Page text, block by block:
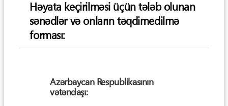
Həyata keçirilməsi üçün tələb olunan
sənədlər və onların təqdimedilmə
forması:
Azərbaycan Respublikasının
vətəndaşı: